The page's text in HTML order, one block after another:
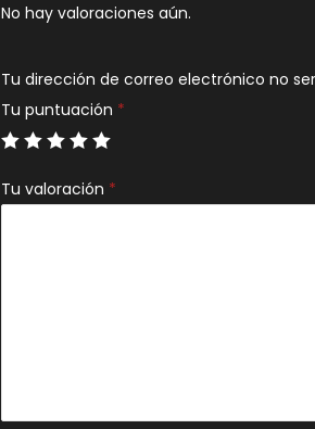
No hay valoraciones aún.
Tu dirección de correo electrónico no
Tu puntuación *
Tu valoración *